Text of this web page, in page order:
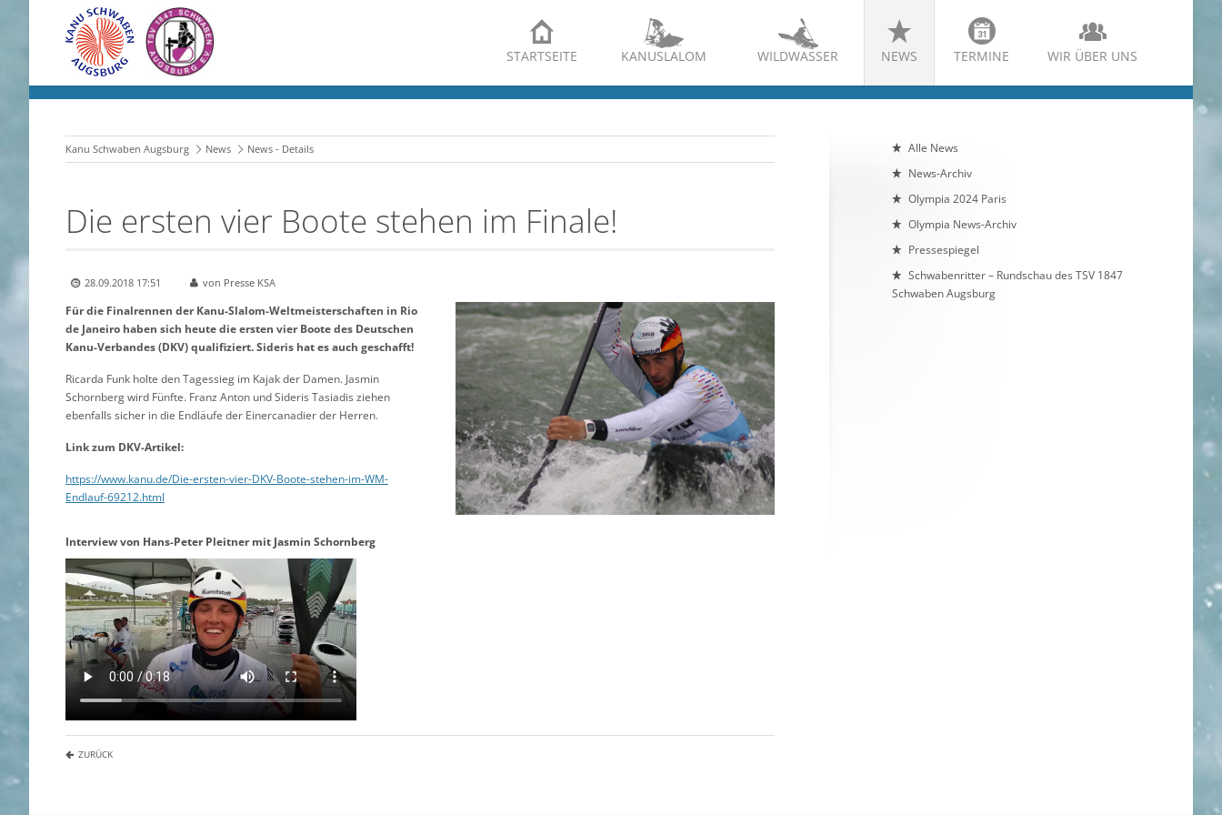
STARTSEITE KANUSLALOM WILDWASSER NEWS TERMINE WIR ÜBER UNS
Kanu Schwaben Augsburg News News - Details
Die ersten vier Boote stehen im Finale!
28.09.2018 17:51 von Presse KSA
Für die Finalrennen der Kanu-Slalom-Weltmeisterschaften in Rio
de Janeiro haben sich heute die ersten vier Boote des Deutschen
Kanu-Verbandes (DKV) qualifiziert. Sideris hat es auch geschafft!
Ricarda Funk holte den Tagessieg im Kajak der Damen. Jasmin
Schornberg wird Fünfte. Franz Anton und Sideris Tasiadis ziehen
ebenfalls sicher in die Endläufe der Einercanadier der Herren.
Link zum DKV-Artikel:
https://www.kanu.de/Die-ersten-vier-DKV-Boote-stehen-im-WM-
Endlauf-69212.html
Interview von Hans-Peter Pleitner mit Jasmin Schornberg
ZURÜCK
Alle News
News-Archiv
Olympia 2024 Paris
Olympia News-Archiv
Pressespiegel
Schwabenritter – Rundschau des TSV 1847
Schwaben Augsburg